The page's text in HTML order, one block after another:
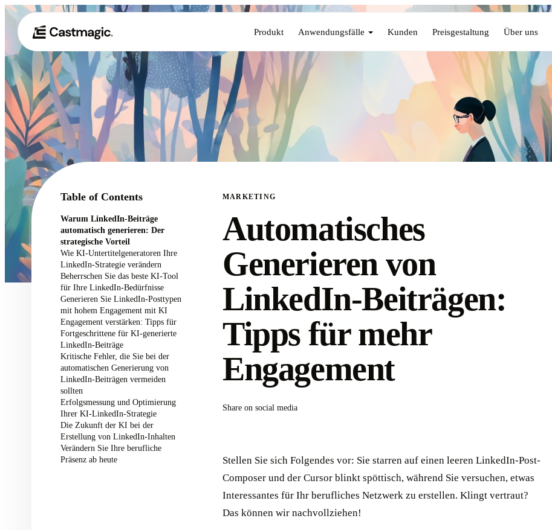
Produkt Anwendungsfälle Kunden Preisgestaltung Über uns
Table of Contents
Warum LinkedIn-Beiträge
automatisch generieren: Der
strategische Vorteil
Wie KI-Untertitelgeneratoren Ihre
LinkedIn-Strategie verändern
Beherrschen Sie das beste KI-Tool
für Ihre LinkedIn-Bedürfnisse
Generieren Sie LinkedIn-Posttypen
mit hohem Engagement mit KI
Engagement verstärken: Tipps für
Fortgeschrittene für KI-generierte
LinkedIn-Beiträge
Kritische Fehler, die Sie bei der
automatischen Generierung von
LinkedIn-Beiträgen vermeiden
sollten
Erfolgsmessung und Optimierung
Ihrer KI-LinkedIn-Strategie
Die Zukunft der KI bei der
Erstellung von LinkedIn-Inhalten
Verändern Sie Ihre berufliche
Präsenz ab heute
MARKETING
Automatisches
Generieren von
LinkedIn-Beiträgen:
Tipps für mehr
Engagement
Share on social media
Stellen Sie sich Folgendes vor: Sie starren auf einen leeren LinkedIn-Post-
Composer und der Cursor blinkt spöttisch, während Sie versuchen, etwas
Interessantes für Ihr berufliches Netzwerk zu erstellen. Klingt vertraut?
Das können wir nachvollziehen!